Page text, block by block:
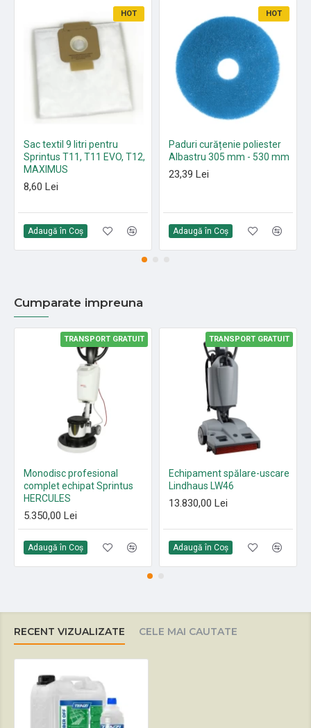
HOT
Sac textil 9 litri pentru
Sprintus T11, T11 EVO, T12,
MAXIMUS
8,60 Lei
Adaugă în Coş
HOT
Paduri curățenie poliester
Albastru 305 mm - 530 mm
23,39 Lei
Adaugă în Coş
Cumparate impreuna
TRANSPORT GRATUIT
Monodisc profesional
complet echipat Sprintus
HERCULES
5.350,00 Lei
Adaugă în Coş
TRANSPORT GRATUIT
Echipament spălare-uscare
Lindhaus LW46
13.830,00 Lei
Adaugă în Coş
RECENT VIZUALIZATE CELE MAI CAUTATE